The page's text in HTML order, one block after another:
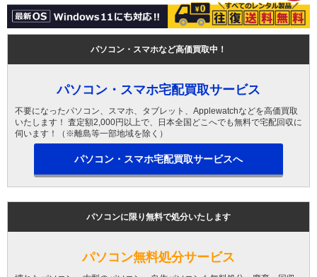
パソコン・スマホなど高価買取中！
パソコン・スマホ宅配買取サービス
不要になったパソコン、スマホ、タブレット、Applewatchなどを高価買取
いたします！ 査定額2,000円以上で、日本全国どこへでも無料で宅配回収に
伺います！（※離島等一部地域を除く）
パソコン・スマホ宅配買取サービスへ
パソコンに限り無料で処分いたします
パソコン無料処分サービス